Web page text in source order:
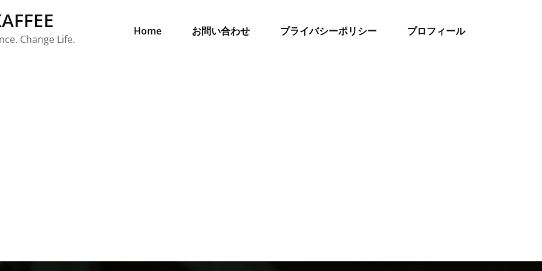
Change Life.
Home お問い合わせ プライバシーポリシー プロフィール